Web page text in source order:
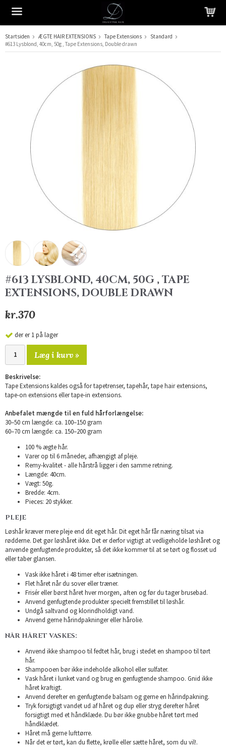
Produktet er blevet tilføjet til din indkøbskurv
Startsiden ÆGTE HAIR EXTENSIONS Tape Extensions
Standard
#613 Lysblond, 40cm, 50g , Tape Extensions, Double drawn
#613 LYSBLOND, 40CM, 50G , TAPE
EXTENSIONS, DOUBLE DRAWN
kr.370
der er 1 på lager
Læg i kurv »
Beskrivelse:
Tape Extensions kaldes også for tapetrenser, tapehår, tape hair extensions,
tape-on extensions eller tape-in extensions.
Anbefalet mængde til en fuld hårforlængelse:
30–50 cm længde: ca. 100–150 gram
60–70 cm længde: ca. 150–200 gram
100 % ægte hår.
Varer op til 6 måneder, afhængigt af pleje.
Remy-kvalitet - alle hårstrå ligger i den samme retning.
Længde: 40cm.
Vægt: 50g.
Bredde: 4cm.
Pieces: 20 stykker.
PLEJE
Løshår kræver mere pleje end dit eget hår. Dit eget hår får næring tilsat via
rødderne. Det gør løshåret ikke. Det er derfor vigtigt at vedligeholde løshåret og
anvende genfugtende produkter, så det ikke kommer til at se tørt og flosset ud
eller taber glansen.
Vask ikke håret i 48 timer efter isætningen.
Flet håret når du sover eller træner.
Frisér eller børst håret hver morgen, aften og før du tager brusebad.
Anvend genfugtende produkter specielt fremstillet til løshår.
Undgå saltvand og klorindholdigt vand.
Anvend gerne hårindpakninger eller hårolie.
NÅR HÅRET VASKES:
Anvend ikke shampoo til fedtet hår, brug i stedet en shampoo til tørt
hår.
Shampooen bør ikke indeholde alkohol eller sulfater.
Vask håret i lunket vand og brug en genfugtende shampoo. Gnid ikke
håret kraftigt.
Anvend derefter en genfugtende balsam og gerne en hårindpakning.
Tryk forsigtigt vandet ud af håret og dup eller stryg derefter håret
forsigtigt med et håndklæde. Du bør ikke gnubbe håret tørt med
håndklædet.
Håret må gerne lufttørre.
Når det er tørt, kan du flette, krølle eller sætte håret, som du vil!.